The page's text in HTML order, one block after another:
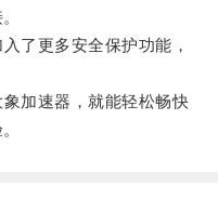
更多安全保护功能，
加速器，就能轻松畅快